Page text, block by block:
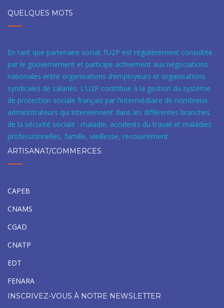
QUELQUES MOTS
En tant que partenaire social, l’U2P est régulièrement consultée
par le gouvernement et participe activement aux négociations
nationales entre organisations d’employeurs et organisations
syndicales de salariés. L’U2P contribue à la gestion du système
de protection sociale français par l’intermédiaire de nombreux
administrateurs qui interviennent dans les différentes branches
de la sécurité sociale : maladie, accidents du travail et maladies
professionnelles, famille, vieillesse, recouvrement.
ARTISANAT/COMMERCES
CAPEB
CNAMS
CGAD
CNATP
EDT
FENARA
INSCRIVEZ-VOUS À NOTRE NEWSLETTER